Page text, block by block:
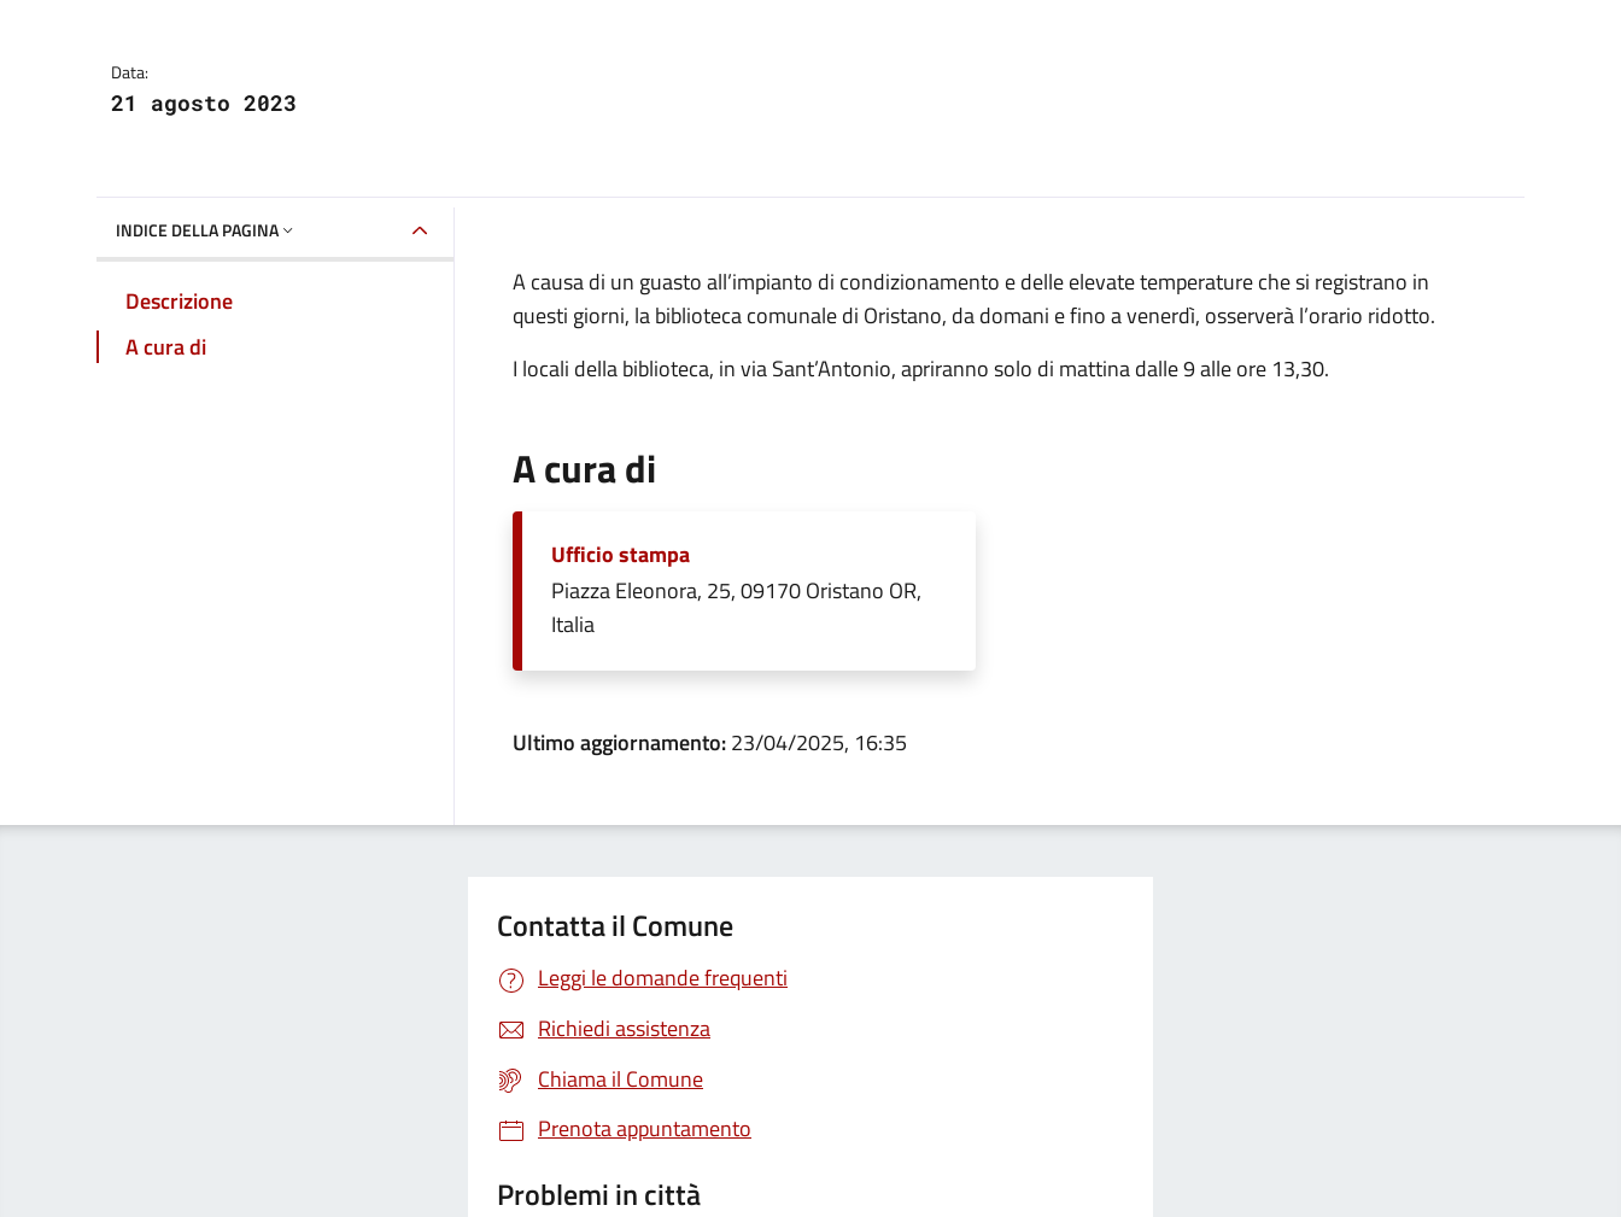
Data:
21 agosto 2023
INDICE DELLA PAGINA
Descrizione
A cura di
A causa di un guasto all’impianto di condizionamento e delle elevate temperature che si registrano in
questi giorni, la biblioteca comunale di Oristano, da domani e fino a venerdì, osserverà l’orario ridotto.
I locali della biblioteca, in via Sant’Antonio, apriranno solo di mattina dalle 9 alle ore 13,30.
A cura di
Ufficio stampa
Piazza Eleonora, 25, 09170 Oristano OR,
Italia
Ultimo aggiornamento:23/04/2025, 16:35
Contatta il Comune
Leggi le domande frequenti
Richiedi assistenza
Chiama il Comune
Prenota appuntamento
Problemi in città